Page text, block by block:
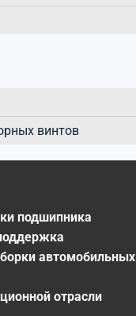
винтов
подшипника
автомобильных
отрасли